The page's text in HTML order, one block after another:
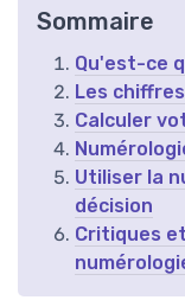
Sommaire
Qu'est-ce
Les
Calculer
Utiliser la
décision
Critiques